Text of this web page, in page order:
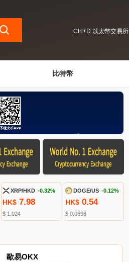
Ctrl+D 以太幣交易所
比特幣
XRP/HKD -0.32%
HK$ 7.98
$ 1.024
DOGE/US -0.12%
HK$ 0.54
$ 0.0698
歐易OKX